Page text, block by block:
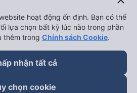
hoạt động ổn định. Bạn có thể
lựa chọn bất kỳ lúc nào trong phần
thêm trong Chính sách Cookie.
nhận tất cả
chọn cookie